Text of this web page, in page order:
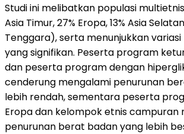
Studi ini melibatkan populasi
Asia Timur, 27% Eropa, 13% Asia
Tenggara), serta menunjukkan
yang signifikan. Peserta program
dan peserta program dengan
cenderung mengalami penurunan
lebih rendah, sementara peserta
Eropa dan kelompok etnis campuran
penurunan berat badan yang lebih